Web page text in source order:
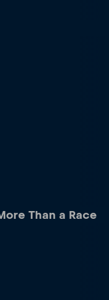
Than a Race